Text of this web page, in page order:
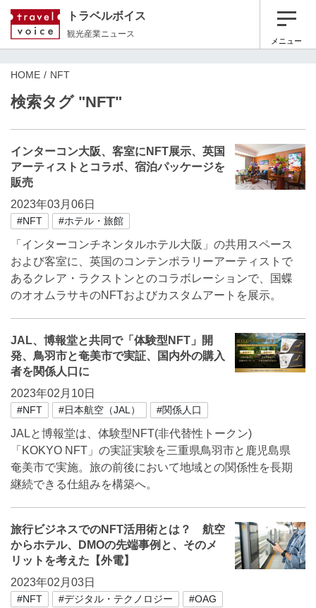
トラベルボイス
観光産業ニュース
メニュー
HOME NFT
検索タグ "NFT"
インターコン大阪、客室にNFT展示、英国
アーティストとコラボ、宿泊パッケージを
販売
2023年03月06日
#NFT #ホテル・旅館
「インターコンチネンタルホテル大阪」の共用スペース
および客室に、英国のコンテンポラリーアーティストで
あるクレア・ラクストンとのコラボレーションで、国蝶
のオオムラサキのNFTおよびカスタムアートを展示。
JAL、博報堂と共同で「体験型NFT」開
発、鳥羽市と奄美市で実証、国内外の購入
者を関係人口に
2023年02月10日
#NFT #日本航空（JAL） #関係人口
JALと博報堂は、体験型NFT(非代替性トークン)
「KOKYO NFT」の実証実験を三重県鳥羽市と鹿児島県
奄美市で実施。旅の前後において地域との関係性を長期
継続できる仕組みを構築へ。
旅行ビジネスでのNFT活用術とは？ 航空
からホテル、DMOの先端事例と、そのメ
リットを考えた【外電】
2023年02月03日
#NFT #デジタル・テクノロジー
#OAG